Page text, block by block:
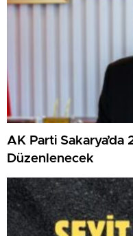
AK Parti Sakarya’da
Düzenlenecek